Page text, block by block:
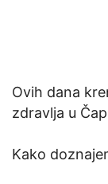
Ovih dana
zdravlja u
Kako